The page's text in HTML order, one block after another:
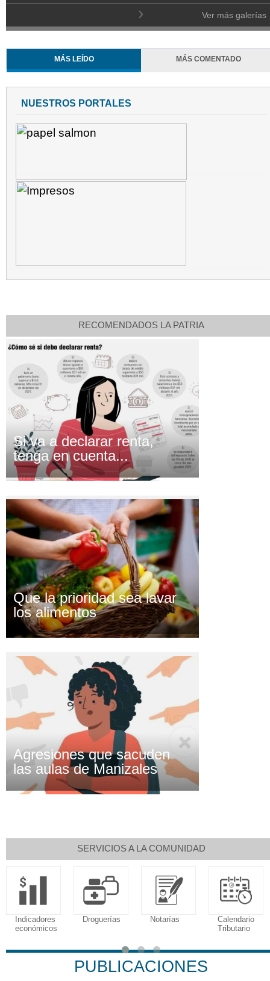
Ver más galerías
MÁS LEÍDO MÁS COMENTADO
NUESTROS PORTALES
RECOMENDADOS LA PATRIA
Si va a declarar renta,
tenga en cuenta...
Que la prioridad sea lavar
los alimentos
Agresiones que sacuden
las aulas de Manizales
SERVICIOS A LA COMUNIDAD
Indicadores
económicos
Droguerías Notarías
Calendario
Tributario
PUBLICACIONES